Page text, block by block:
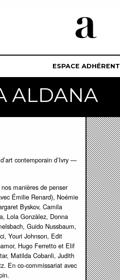
ESPACE ADHÉRENT
ALDANA
contemporain d’Ivry —
manières de penser
Émilie Renard), Noémie
Byskov, Camila
Lola Gonzàlez, Donna
Guido Nussbaum,
Youri Johnson, Edit
Hugo Ferretto et Elif
Matilda Cobanli, Judith
En co-commissariat avec